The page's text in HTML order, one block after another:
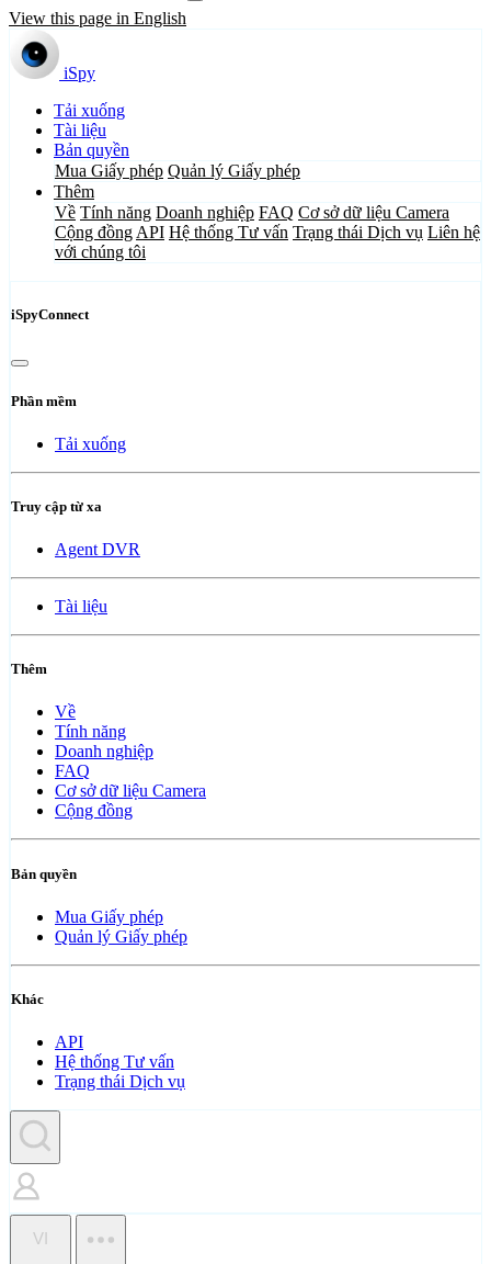
View this page in English
iSpy
Tải xuống
Tài liệu
Bản quyền
Mua Giấy phép Quản lý Giấy phép
Thêm
Về Tính năng Doanh nghiệp FAQ Cơ sở dữ liệu Camera
Cộng đồng API Hệ thống Tư vấn Trạng thái Dịch vụ Liên hệ
với chúng tôi
iSpyConnect
Phần mềm
Tải xuống
Truy cập từ xa
Agent DVR
Tài liệu
Thêm
Về
Tính năng
Doanh nghiệp
FAQ
Cơ sở dữ liệu Camera
Cộng đồng
Bản quyền
Mua Giấy phép
Quản lý Giấy phép
Khác
API
Hệ thống Tư vấn
Trạng thái Dịch vụ
VI